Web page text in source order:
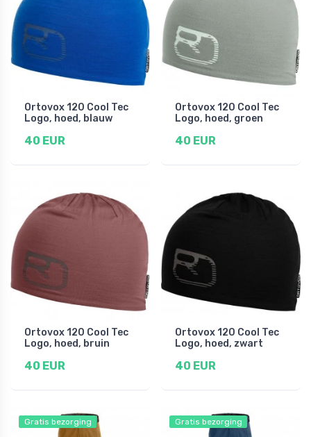
Ortovox 120 Cool Tec
Logo, hoed, blauw
40 EUR
Ortovox 120 Cool Tec
Logo, hoed, groen
40 EUR
Ortovox 120 Cool Tec
Logo, hoed, bruin
40 EUR
Ortovox 120 Cool Tec
Logo, hoed, zwart
40 EUR
Gratis bezorging Gratis bezorging